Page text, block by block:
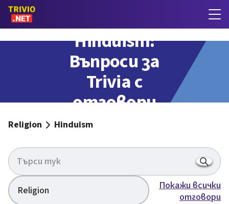
Hinduism:
Въпроси за
Trivia с
отговори
Religion Hinduism
Religion
Покажи всички
отговори